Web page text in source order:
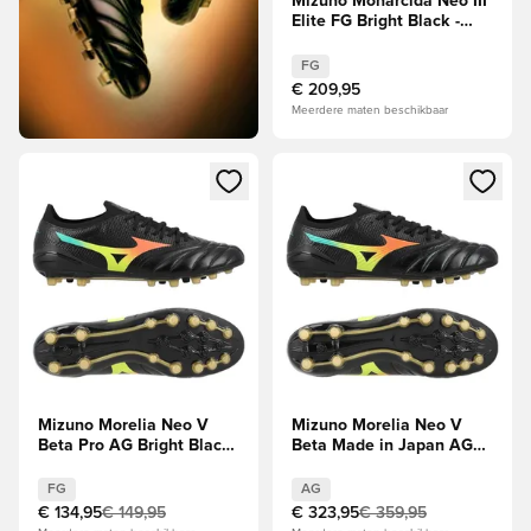
Elite FG Bright Black -
FG
€ 209,95
Meerdere maten beschikbaar
Opent een venster om in te loggen of je aan te melden als
Mizuno Morelia Neo V
Beta Pro AG Bright Black
Prim
FG
€ 134,95€ 149,95
Opent een venster om in te
Mizuno Morelia Neo V
Beta Made in Japan AG
Zwart/Oranje
AG
€ 323,95€ 359,95